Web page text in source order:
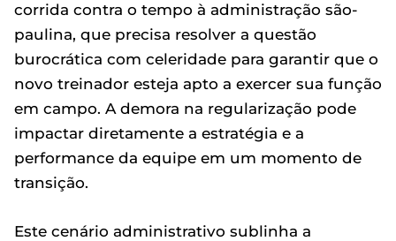
corrida contra o tempo à administração são-
paulina, que precisa resolver a questão
burocrática com celeridade para garantir que o
novo treinador esteja apto a exercer sua função
em campo. A demora na regularização pode
impactar diretamente a estratégia e a
performance da equipe em um momento de
transição.
Este cenário administrativo sublinha a